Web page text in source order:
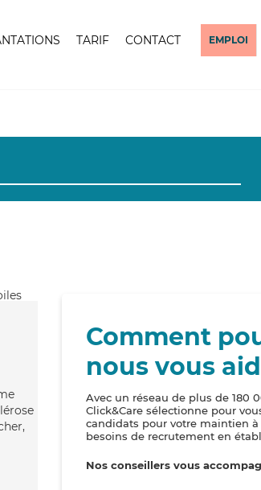
TARIF CONTACT EMPLOI
Comment
nous vous
Avec un réseau de plus de 180
Click&Care sélectionne pour
candidats pour votre maintien
besoins de recrutement en
Nos conseillers vous